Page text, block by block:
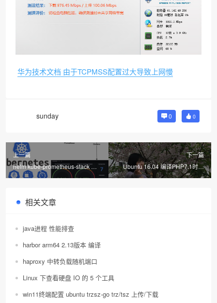
华为技术文档 由于TCPMSS配置过大导致上网慢
sunday 0 0
上一篇
helm kube-prometheus-stack 部
署
下一篇
Ubuntu 16.04 编译PHP7.1时出
现：collect2: error: ld returned 1
相关文章
java进程 性能排查
harbor arm64 2.13版本 编译
haproxy 中转负载随机端口
Linux 下查看硬盘 IO 的 5 个工具
win11终端配置 ubuntu trzsz-go trz/tsz 上传/下载